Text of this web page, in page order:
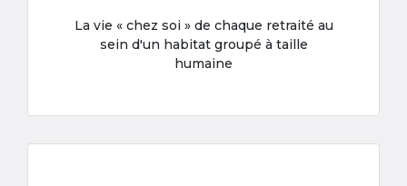
La vie « chez soi » de chaque retraité au
sein d'un habitat groupé à taille
humaine